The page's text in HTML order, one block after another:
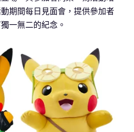
期間每日見面會，提供參加者
一無二的紀念。